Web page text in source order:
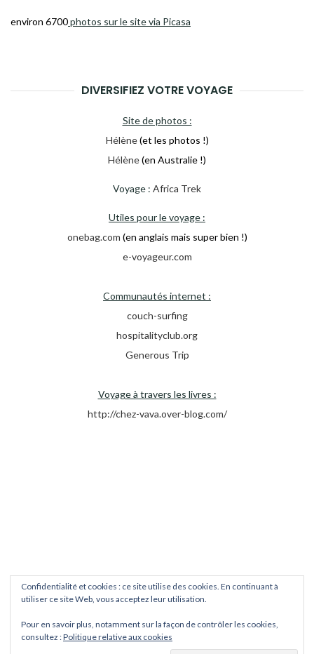
environ 6700photos sur le site via Picasa
DIVERSIFIEZ VOTRE VOYAGE
Site de photos :
Hélène (et les photos !)
Hélène(en Australie !)
Voyage : Africa Trek
Utiles pour le voyage :
onebag.com (en anglais mais super bien !)
e-voyageur.com
Communautés internet :
couch-surfing
hospitalityclub.org
Generous Trip
Voyage à travers les livres :
http://chez-vava.over-blog.com/
Copyright © 2026Trips et Treks
Confidentialité et cookies : ce site utilise des cookies. En continuant à
utiliser ce site Web, vous acceptez leur utilisation.
Pour en savoir plus, notamment sur la façon de contrôler les cookies,
consultez :Politique relative aux cookies